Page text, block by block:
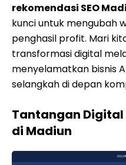
rekomendasi SEO
kunci untuk mengubah
penghasil profit. Mari
transformasi digital
menyelamatkan bisnis
selangkah di depan
Tantangan Digital
di Madiun